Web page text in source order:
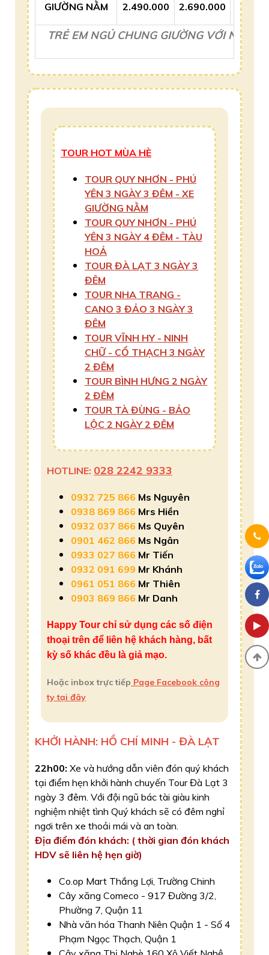
GIƯỜNG NẰM 2.490.000 2.690.000
TRẺ EM NGỦ CHUNG GIƯỜNG VỚI
TOUR HOT MÙA HÈ
TOUR QUY NHƠN - PHÚ
YÊN 3 NGÀY 3 ĐÊM - XE
GIƯỜNG NẰM
TOUR QUY NHƠN - PHÚ
YÊN 3 NGÀY 4 ĐÊM - TÀU
HOẢ
TOUR ĐÀ LẠT 3 NGÀY 3
ĐÊM
TOUR NHA TRANG -
CANO 3 ĐẢO 3 NGÀY 3
ĐÊM
TOUR VĨNH HY - NINH
CHỮ - CỔ THẠCH 3 NGÀY
2 ĐÊM
TOUR BÌNH HƯNG 2 NGÀY
2 ĐÊM
TOUR TÀ ĐÙNG - BẢO
LỘC 2 NGÀY 2 ĐÊM
HOTLINE: 028 2242 9333
0932 725 866 Ms Nguyên
0938 869 866 Mrs Hiền
0932 037 866 Ms Quyên
0901 462 866 Ms Ngân
0933 027 866 Mr Tiến
0932 091 699 Mr Khánh
0961 051 866 Mr Thiên
0903 869 866 Mr Danh
Happy Tour chỉ sử dụng các số điện
thoại trên để liên hệ khách hàng, bất
kỳ số khác đều là giả mạo.
Hoặc inbox trực tiếp Page Facebook công
ty tại đây
KHỞI HÀNH: HỒ CHÍ MINH - ĐÀ LẠT
22h00: Xe và hướng dẫn viên đón quý khách
tại điểm hẹn khởi hành chuyến Tour Đà Lạt 3
ngày 3 đêm. Với đội ngũ bác tài giàu kinh
nghiệm nhiệt tình Quý khách sẽ có đêm nghỉ
ngơi trên xe thoải mái và an toàn.
Địa điểm đón khách: ( thời gian đón khách
HDV sẽ liên hệ hẹn giờ)
Co.op Mart Thắng Lợi, Trường Chinh
Cây xăng Comeco - 917 Đường 3/2,
Phường 7, Quận 11
Nhà văn hóa Thanh Niên Quận 1 - Số 4
Phạm Ngọc Thạch, Quận 1